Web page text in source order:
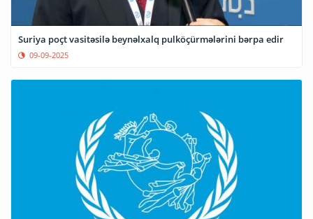
Suriya poçt vasitəsilə beynəlxalq pulköçürmələrini bərpa edir
09-09-2025